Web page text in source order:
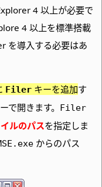
4 以上が必要で
4 以上を標準搭載
を導入する必要はあ
Filer キーを追加す
で開きます。
Filer
ルのパスを指定しま
からのパス